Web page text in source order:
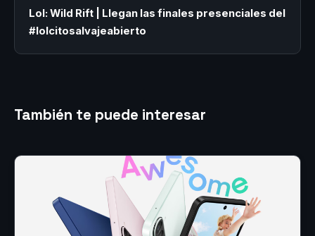
Lol: Wild Rift | Llegan las finales presenciales del
#lolcitosalvajeabierto
También te puede interesar